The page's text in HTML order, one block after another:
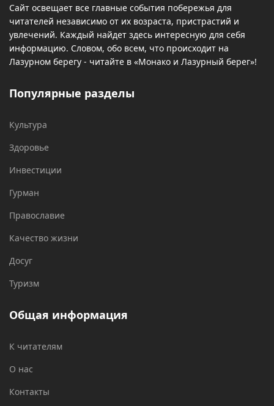
Сайт освещает все главные события побережья для
читателей независимо от их возраста, пристрастий и
увлечений. Каждый найдет здесь интересную для себя
информацию. Словом, обо всем, что происходит на
Лазурном берегу - читайте в «Монако и Лазурный берег»!
Популярные разделы
Культура
Здоровье
Инвестиции
Гурман
Православие
Качество жизни
Досуг
Туризм
Общая информация
К читателям
О нас
Контакты